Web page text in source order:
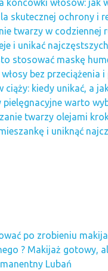
końcówki włosów: jak
skutecznej ochrony i
twarzy w codziennej
i unikać
stosować maskę
bez przeciążenia i
ciąży: kiedy unikać, a
pielęgnacyjne warto
twarzy olejami
i uniknąć
po zrobieniu
? Makijaż gotowy,
Lubań